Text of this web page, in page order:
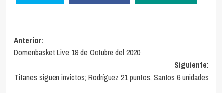
Navegación
de
entradas
Anterior:
Domenbasket Live 19 de Octubre del 2020
Siguiente:
Titanes siguen invictos; Rodríguez 21 puntos, Santos 6 unidades